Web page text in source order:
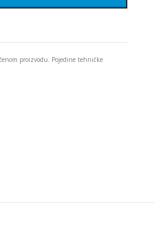
proizvodu. Pojedine tehničke